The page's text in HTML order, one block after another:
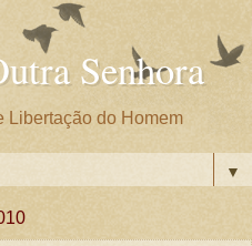
Senhora
Libertação do Homem
▼